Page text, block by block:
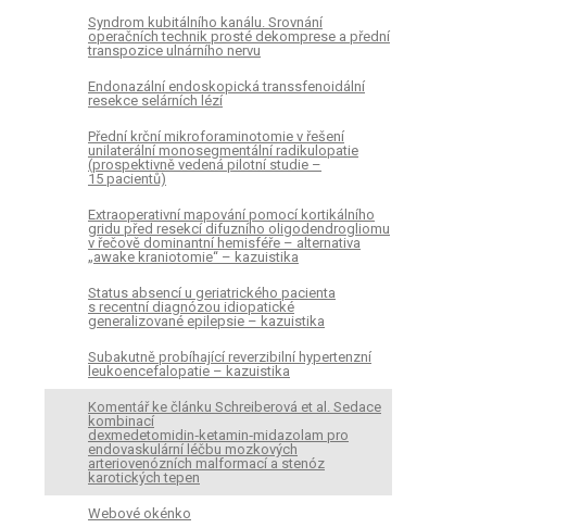
Syndrom kubitálního kanálu. Srovnání
operačních technik prosté dekomprese a přední
transpozice ulnárního nervu
Endonazální endoskopická transsfenoidální
resekce selárních lézí
Přední krční mikroforaminotomie v řešení
unilaterální monosegmentální radikulopatie
(prospektivně vedená pilotní studie –
15 pacientů)
Extraoperativní mapování pomocí kortikálního
gridu před resekcí difuzního oligodendrogliomu
v řečově dominantní hemisféře – alternativa
„awake kraniotomie“ – kazuistika
Status absencí u geriatrického pacienta
s recentní diagnózou idiopatické
generalizované epilepsie – kazuistika
Subakutně probíhající reverzibilní hypertenzní
leukoencefalopatie – kazuistika
Komentář ke článku Schreiberová et al. Sedace
kombinací
dexmedetomidin‑ketamin‑midazolam pro
endovaskulární léčbu mozkových
arteriovenózních malformací a stenóz
karotických tepen
Webové okénko